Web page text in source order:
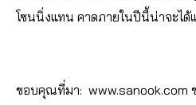
โซนนิ่งแทน คาดภายในปีนี้น่าจะได้
ขอบคุณที่มา: www.sanook.com